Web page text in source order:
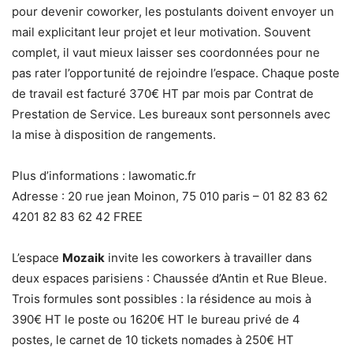
pour devenir coworker, les postulants doivent envoyer un
mail explicitant leur projet et leur motivation. Souvent
complet, il vaut mieux laisser ses coordonnées pour ne
pas rater l’opportunité de rejoindre l’espace. Chaque poste
de travail est facturé 370€ HT par mois par Contrat de
Prestation de Service. Les bureaux sont personnels avec
la mise à disposition de rangements.
Plus d’informations : lawomatic.fr
Adresse : 20 rue jean Moinon, 75 010 paris – 01 82 83 62
4201 82 83 62 42 FREE
L’espace Mozaik invite les coworkers à travailler dans
deux espaces parisiens : Chaussée d’Antin et Rue Bleue.
Trois formules sont possibles : la résidence au mois à
390€ HT le poste ou 1620€ HT le bureau privé de 4
postes, le carnet de 10 tickets nomades à 250€ HT